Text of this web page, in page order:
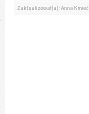
Zaktualizował(a): Anna Kmieć